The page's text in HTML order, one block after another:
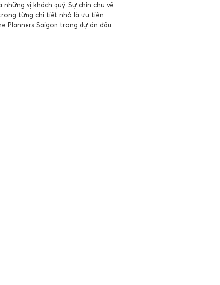
những vị khách quý. Sự chỉn chu về
từng chi tiết nhỏ là ưu tiên
Planners Saigon trong dự án đầu